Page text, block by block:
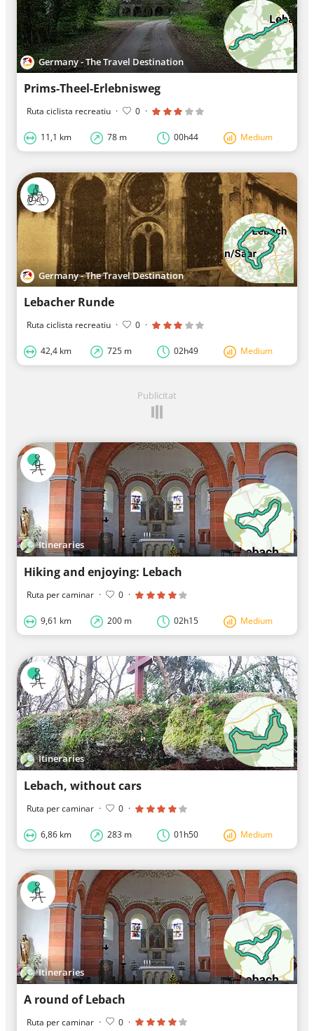
Germany - The Travel Destination
Prims-Theel-Erlebnisweg
Ruta ciclista recreatiu · 0 ·
11,1 km 78 m 00h44 Medium
Germany - The Travel Destination
Lebacher Runde
Ruta ciclista recreatiu · 0 ·
42,4 km 725 m 02h49 Medium
Publicitat
Itineraries
Hiking and enjoying: Lebach
Ruta per caminar · 0 ·
9,61 km 200 m 02h15 Medium
Itineraries
Lebach, without cars
Ruta per caminar · 0 ·
6,86 km 283 m 01h50 Medium
Itineraries
A round of Lebach
Ruta per caminar · 0 ·